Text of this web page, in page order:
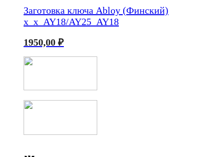
Заготовка ключа Abloy (Финский)
x_x_AY18/AY25_AY18
1950,00 ₽